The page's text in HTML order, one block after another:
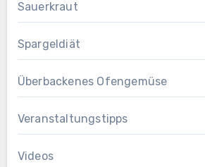
Sauerkraut
Spargeldiät
Überbackenes Ofengemüse
Veranstaltungstipps
Videos